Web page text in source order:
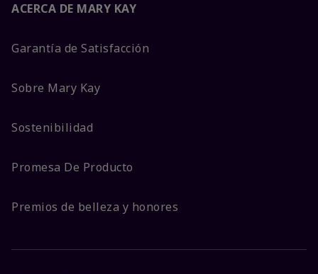
ACERCA DE MARY KAY
Garantía de Satisfacción
Sobre Mary Kay
Sostenibilidad
Promesa De Producto
Premios de belleza y honores